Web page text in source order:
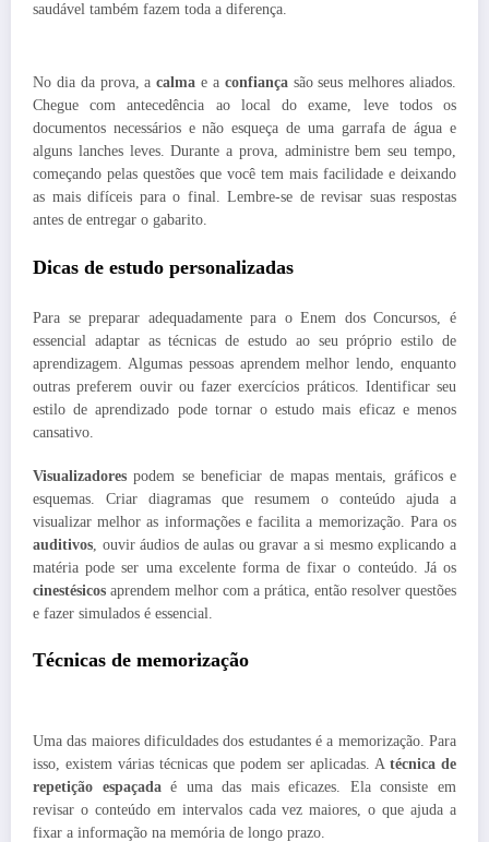
saudável também fazem toda a diferença.
No dia da prova, acalma e a confiançasão seus melhores aliados.
Chegue com antecedência ao local do exame, leve todos os
documentos necessários e não esqueça de uma garrafa de água e
alguns lanches leves. Durante a prova, administre bem seu tempo,
começando pelas questões que você tem mais facilidade e deixando
as mais difíceis para o final. Lembre-se de revisar suas respostas
antes de entregar o gabarito.
Dicas de estudo personalizadas
Para se preparar adequadamente para o Enem dos Concursos, é
essencial adaptar as técnicas de estudo ao seu próprio estilo de
aprendizagem. Algumas pessoas aprendem melhor lendo, enquanto
outras preferem ouvir ou fazer exercícios práticos. Identificar seu
estilo de aprendizado pode tornar o estudo mais eficaz e menos
cansativo.
Visualizadores podem se beneficiar de mapas mentais, gráficos e
esquemas. Criar diagramas que resumem o conteúdo ajuda a
visualizar melhor as informações e facilita a memorização. Para os
auditivos, ouvir áudios de aulas ou gravar a si mesmo explicando a
matéria pode ser uma excelente forma de fixar o conteúdo. Já os
cinestésicos aprendem melhor com a prática, então resolver questões
e fazer simulados é essencial.
Técnicas de memorização
Uma das maiores dificuldades dos estudantes é a memorização. Para
isso, existem várias técnicas que podem ser aplicadas. A técnica de
repetição espaçadaé uma das mais eficazes. Ela consiste em
revisar o conteúdo em intervalos cada vez maiores, o que ajuda a
fixar a informação na memória de longo prazo.